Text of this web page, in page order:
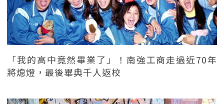
「我的高中竟然畢業了」！南強工商走過近70年
將熄燈，最後畢典千人返校